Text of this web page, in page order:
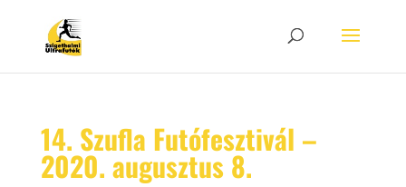
14. Szufla Futófesztivál –
2020. augusztus 8.